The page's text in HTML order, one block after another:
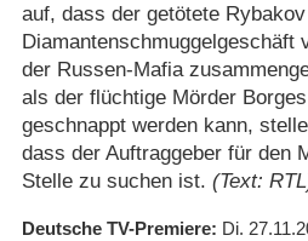
auf, dass der getötete
Diamantenschmuggelgeschäft
der Russen-Mafia
als der flüchtige Mörder
geschnappt werden kann,
dass der Auftraggeber für den
Stelle zu suchen ist. (Text:
Deutsche TV-Premiere Di.